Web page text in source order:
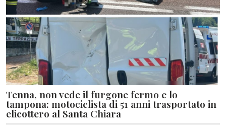
Tenna, non vede il furgone fermo e lo
tampona: motociclista di 51 anni trasportato in
elicottero al Santa Chiara